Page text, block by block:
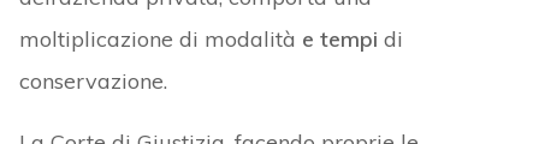
moltiplicazione di modalità e tempi di
conservazione.